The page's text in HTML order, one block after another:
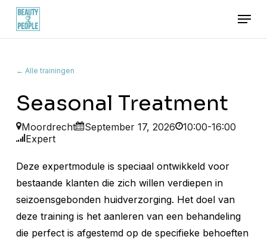
Skip
main
Menu
← Alle trainingen
Seasonal Treatment
Moordrecht September 17, 2026
10:00-16:00
Expert
Deze expertmodule is speciaal ontwikkeld voor
bestaande klanten die zich willen verdiepen in
seizoensgebonden huidverzorging. Het doel van
deze training is het aanleren van een behandeling
die perfect is afgestemd op de specifieke behoeften